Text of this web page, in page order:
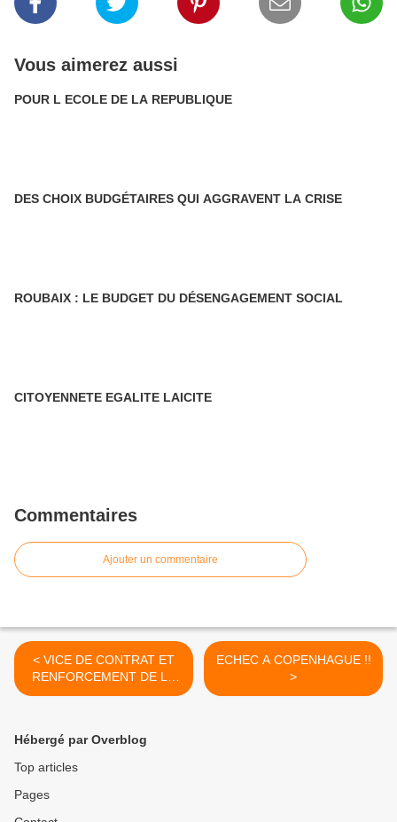
Vous aimerez aussi
POUR L ECOLE DE LA REPUBLIQUE
DES CHOIX BUDGÉTAIRES QUI AGGRAVENT LA CRISE
ROUBAIX : LE BUDGET DU DÉSENGAGEMENT SOCIAL
CITOYENNETE EGALITE LAICITE
Commentaires
Ajouter un commentaire
< VICE DE CONTRAT ET
RENFORCEMENT DE LA
TUTELLE
ECHEC A COPENHAGUE !!
>
Hébergé par Overblog
Top articles
Pages